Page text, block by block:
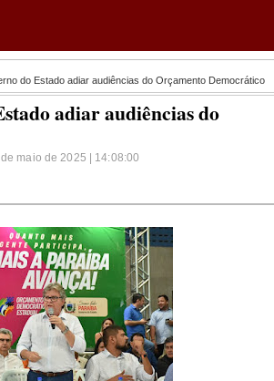
do Estado adiar audiências do Orçamento Democrático
adiar audiências do
maio de 2025 | 14:08:00